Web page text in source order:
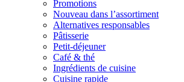
Promotions
Nouveau dans l’assortiment
Alternatives responsables
Pâtisserie
Petit-déjeuner
Café & thé
Ingrédients de cuisine
Cuisine rapide